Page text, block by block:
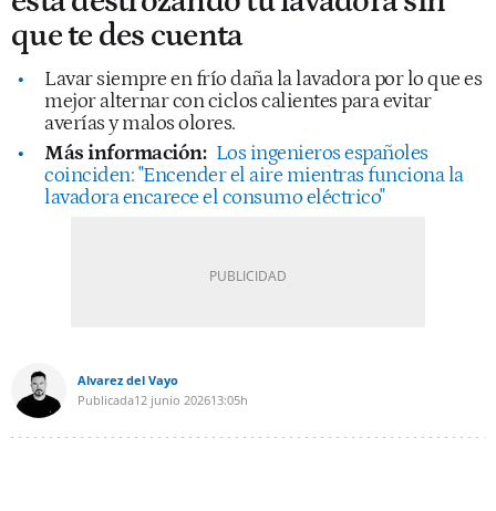
que te des cuenta
Lavar siempre en frío daña la lavadora por lo que es
mejor alternar con ciclos calientes para evitar
averías y malos olores.
Más información: Los ingenieros españoles
coinciden: "Encender el aire mientras funciona la
lavadora encarece el consumo eléctrico"
Alvarez del Vayo
Publicada12 junio 202613:05h